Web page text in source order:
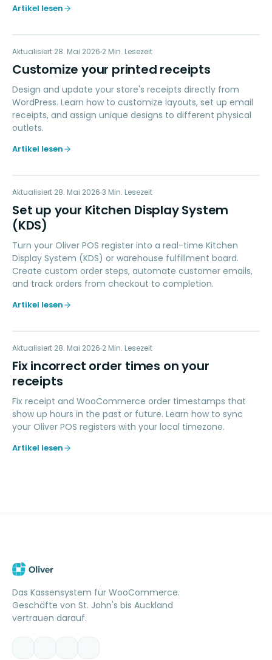
Artikel lesen
CP
ERSTE SCHRITTE
Aktualisiert 28. Mai 2026 2 Min. Lesezeit
Customize your printed receipts
Design and update your store's receipts directly from
WordPress. Learn how to customize layouts, set up email
receipts, and assign unique designs to different physical
outlets.
Artikel lesen
SU
ZAHLUNGEN
Aktualisiert 28. Mai 2026 3 Min. Lesezeit
Set up your Kitchen Display System
(KDS)
Turn your Oliver POS register into a real-time Kitchen
Display System (KDS) or warehouse fulfillment board.
Create custom order steps, automate customer emails,
and track orders from checkout to completion.
Artikel lesen
FIFEHLERBEHEBUNG
Aktualisiert 28. Mai 2026 2 Min. Lesezeit
Fix incorrect order times on your
receipts
Fix receipt and WooCommerce order timestamps that
show up hours in the past or future. Learn how to sync
your Oliver POS registers with your local timezone.
Artikel lesen
Das Kassensystem für WooCommerce.
Geschäfte von St. John's bis Auckland
vertrauen darauf.